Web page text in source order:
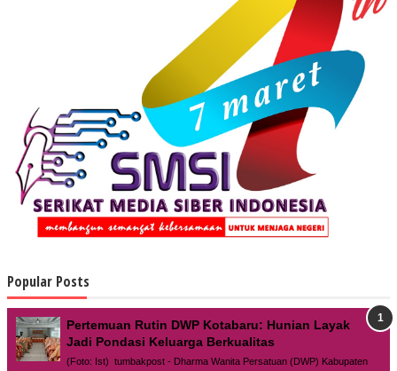
Popular Posts
Pertemuan Rutin DWP Kotabaru: Hunian Layak
Jadi Pondasi Keluarga Berkualitas
(Foto: Ist) tumbakpost - Dharma Wanita Persatuan (DWP) Kabupaten